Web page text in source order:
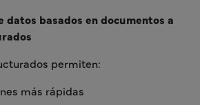
datos basados en documentos a
permiten:
más rápidas